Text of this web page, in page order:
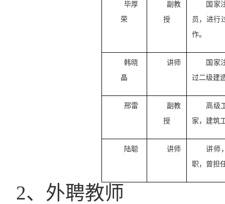
毕厚
荣
副教
授
国家
员，进行
作。
韩晓
晶
讲师
国家
过二级建
邢雷
副教
授
高级
家，建筑
陆聪 讲师 讲师
职，曾担
2、外聘教师